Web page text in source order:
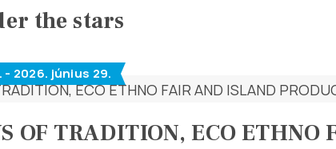
the stars
2026. június 29.
OF TRADITION, ECO ETHNO